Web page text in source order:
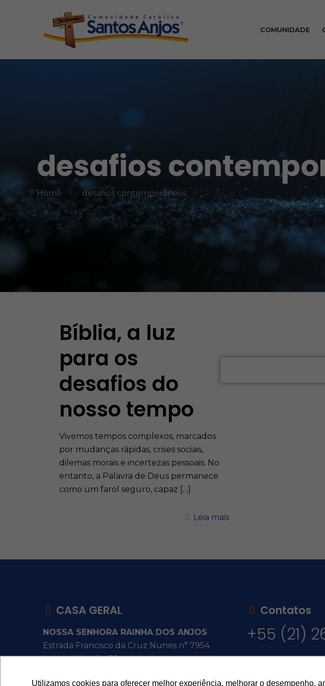
Utilizamos cookies para oferecer melhor experiência, melhorar o desempenho,
COMUNIDADE
desafios
Home desafios contemporâneos
Bíblia, a luz
para os
desafios do
nosso tempo
Vivemos tempos complexos, marcados
por mudanças rápidas, crises sociais,
dilemas morais e incertezas pessoais. No
entanto, a Palavra de Deus permanece
como um farol seguro, capaz […]
Leia mais
CASA GERAL
NOSSA SENHORA RAINHA DOS ANJOS
Estrada Francisco da Cruz Nunes n° 7954
Itaipu - Niterói - RJ
Contatos
+55 (21)